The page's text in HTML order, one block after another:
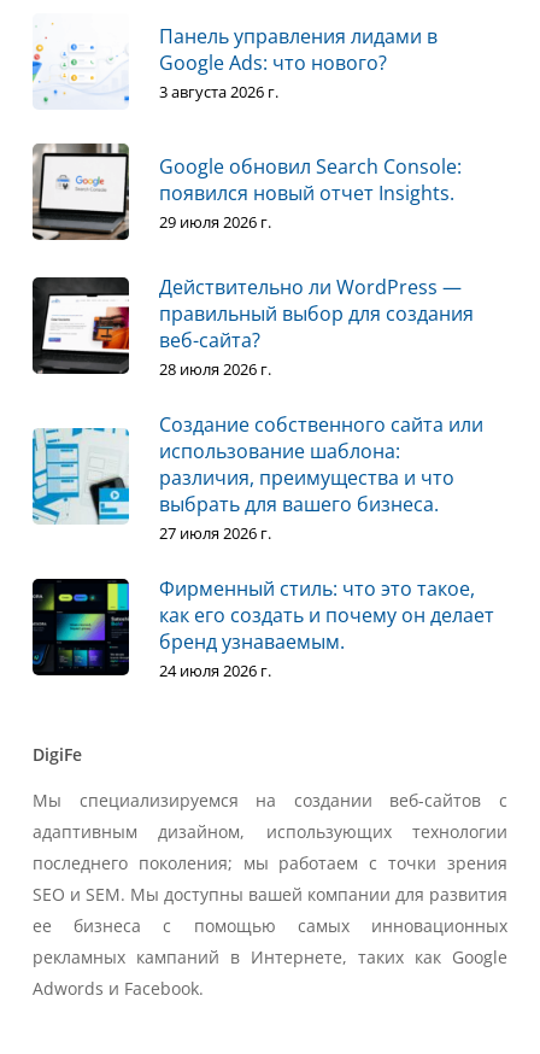
Панель управления лидами в
Google Ads: что нового?
3 августа 2026 г.
Google обновил Search Console:
появился новый отчет Insights.
29 июля 2026 г.
Действительно ли WordPress —
правильный выбор для создания
веб-сайта?
28 июля 2026 г.
Создание собственного сайта или
использование шаблона:
различия, преимущества и что
выбрать для вашего бизнеса.
27 июля 2026 г.
Фирменный стиль: что это такое,
как его создать и почему он делает
бренд узнаваемым.
24 июля 2026 г.
DigiFe
Мы специализируемся на создании веб-сайтов с
адаптивным дизайном, использующих технологии
последнего поколения; мы работаем с точки зрения
SEO и SEM. Мы доступны вашей компании для развития
ее бизнеса с помощью самых инновационных
рекламных кампаний в Интернете, таких как Google
Adwords и Facebook.